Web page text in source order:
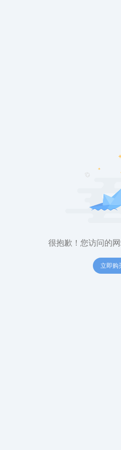
很抱歉！您访问的网
立即购